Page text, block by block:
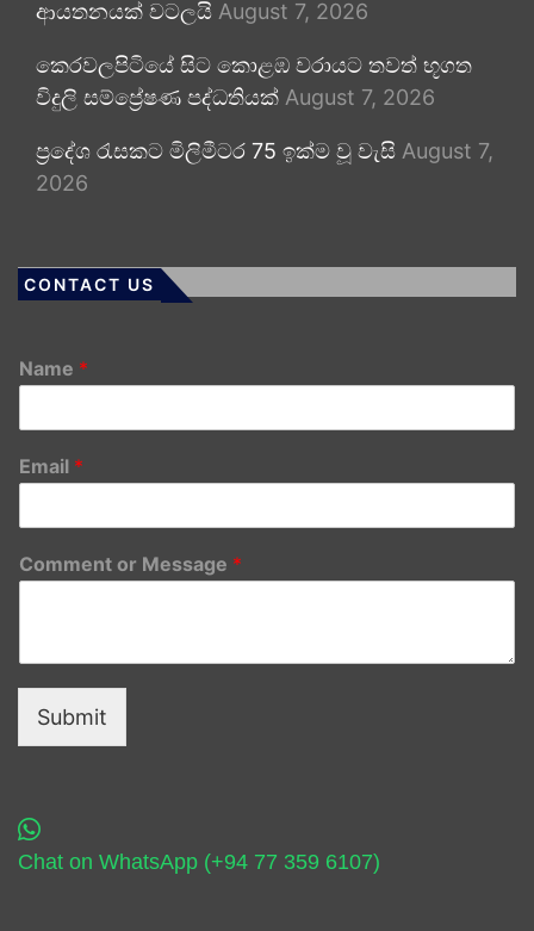
ආයතනයක් වටලයි August 7, 2026
කෙරවලපිටියේ සිට කොළඹ වරායට තවත් භූගත
විදුලි සම්ප්‍රේෂණ පද්ධතියක් August 7, 2026
ප්‍රදේශ රැසකට මිලිමීටර 75 ඉක්ම වූ වැසි August 7,
2026
CONTACT US
Name *
Email *
Comment or Message *
Submit
Chat on WhatsApp (+94 77 359 6107)